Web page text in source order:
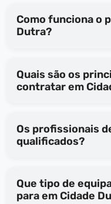
Como funciona o
Dutra?
Quais são os
contratar
Os profissionais de em Cidade Dutra
qualificados?
Que tipo de
para em Cidade